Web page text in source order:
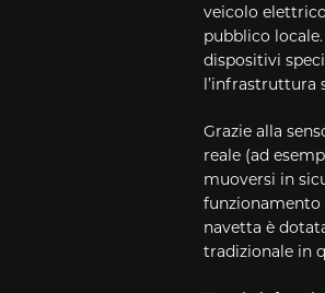
veicolo
pubblico
dispositivi
l’infrastruttura
Grazie alla
reale (ad
muoversi in
funzionamento
navetta è
tradizionale in